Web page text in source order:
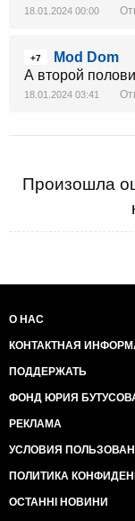
18.01.2024 00:00
+7
Mod Dom
А второй
18.01.2024 03:41
Произошла
О НАС
КОНТАКТНАЯ
ПОДДЕРЖАТЬ
ФОНД ЮРИЯ
РЕКЛАМА
УСЛОВИЯ
ПОЛИТИКА
ОСТАННІ НОВИНИ